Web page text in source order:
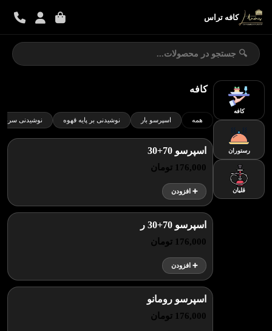
کافه تراس
کافه
رستوران
قلیان
کافه
همه اسپرسو بار نوشیدنی بر پایه قهوه نوشیدنی سرد
اسپرسو 70+30
176,000 تومان
➕ افزودن
اسپرسو 70+30 ر
176,000 تومان
➕ افزودن
اسپرسو رومانو
176,000 تومان